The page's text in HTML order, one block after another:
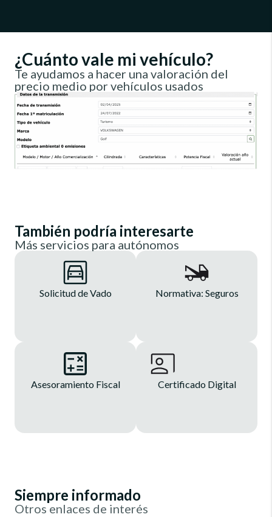
¿Cuánto vale mi vehículo?
Te ayudamos a hacer una valoración del
precio medio por vehículos usados
También podría interesarte
Más servicios para autónomos
Solicitud de Vado Normativa: Seguros
Asesoramiento Fiscal Certificado Digital
Siempre informado
Otros enlaces de interés